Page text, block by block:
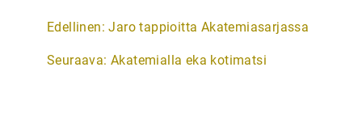
A
t
Edellinen: Jaro tappioitta Akatemiasarjassa
Seuraava: Akatemialla eka kotimatsi